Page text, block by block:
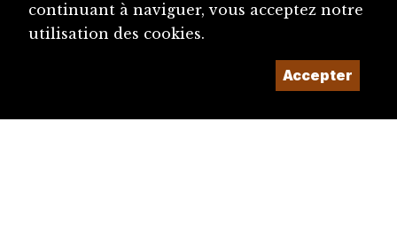
continuant à naviguer, vous acceptez notre
utilisation des cookies.
Accepter